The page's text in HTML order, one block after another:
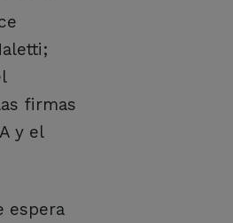
firmas
y el
espera